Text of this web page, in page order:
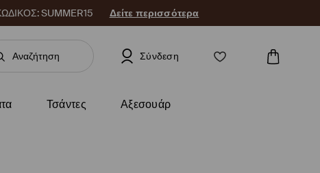
SUMMER15 Δείτε περισσότερα
Σύνδεση
Τσάντες Αξεσουάρ